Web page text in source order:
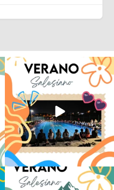
Volvemos con el corazón bien llenito de
ADOS...
34
La diversión y la alegría también se han
sentido...